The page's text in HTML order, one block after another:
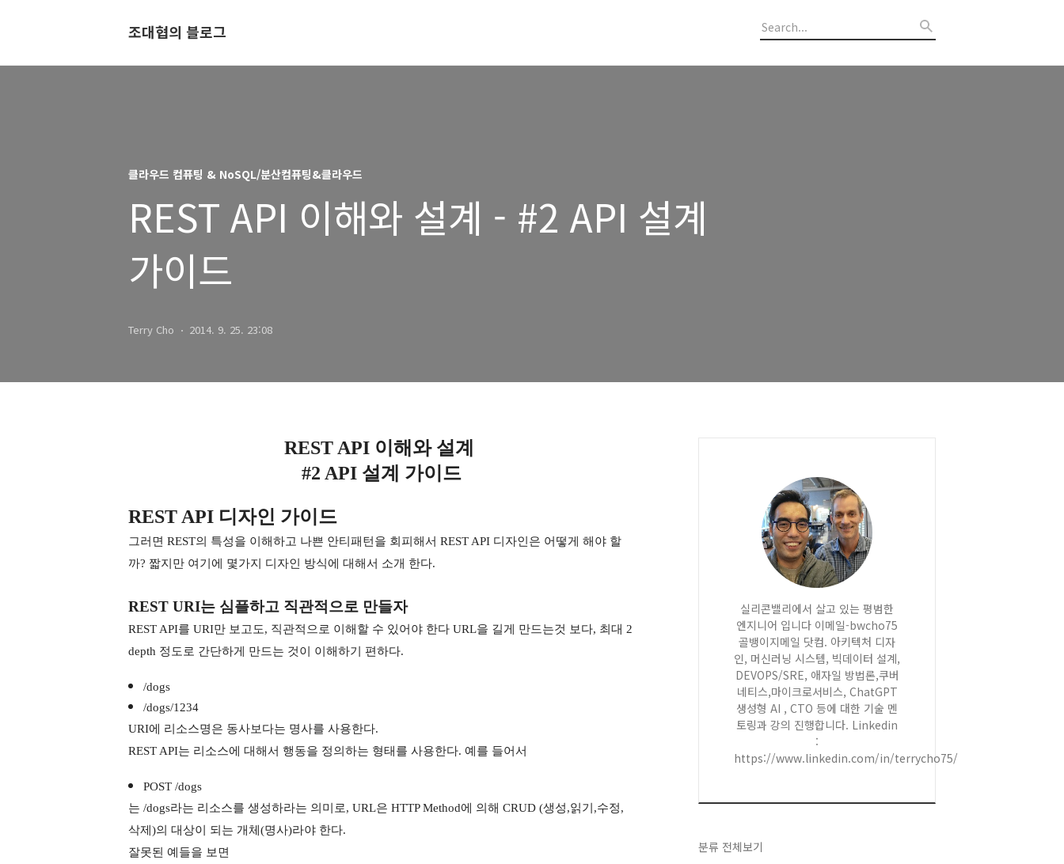
조대협의 블로그
클라우드 컴퓨팅 & NoSQL/분산컴퓨팅&클라우드
REST API 이해와 설계 - #2 API 설계
가이드
Terry Cho 2014. 9. 25. 23:08
REST API 이해와 설계
#2 API 설계 가이드
REST API 디자인 가이드
그러면 REST의 특성을 이해하고 나쁜 안티패턴을 회피해서 REST API 디자인은 어떻게 해야 할
까? 짧지만 여기에 몇가지 디자인 방식에 대해서 소개 한다.
REST URI는 심플하고 직관적으로 만들자
REST API를 URI만 보고도, 직관적으로 이해할 수 있어야 한다 URL을 길게 만드는것 보다, 최대 2
depth 정도로 간단하게 만드는 것이 이해하기 편하다.
/dogs
/dogs/1234
URI에 리소스명은 동사보다는 명사를 사용한다.
REST API는 리소스에 대해서 행동을 정의하는 형태를 사용한다. 예를 들어서
POST /dogs
는 /dogs라는 리소스를 생성하라는 의미로, URL은 HTTP Method에 의해 CRUD (생성,읽기,수정,
삭제)의 대상이 되는 개체(명사)라야 한다.
잘못된 예들을 보면
실리콘밸리에서 살고 있는 평범한
엔지니어 입니다 이메일-bwcho75
골뱅이지메일 닷컴. 아키텍처 디자
인, 머신러닝 시스템, 빅데이터 설계,
DEVOPS/SRE, 애자일 방법론,쿠버
네티스,마이크로서비스, ChatGPT
생성형 AI , CTO 등에 대한 기술 멘
토링과 강의 진행합니다. Linkedin
:
https://www.linkedin.com/in/terrycho75/
분류 전체보기